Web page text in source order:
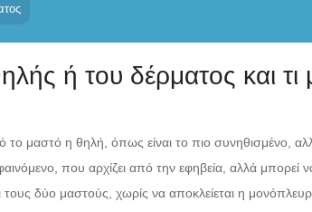
Χρώμα & υφή δέρματος
δέρματος
Προχωρημένος καρκίνος
ή του δέρματος και
το μαστό η θηλή, όπως είναι το πιο συνηθισμένο,
που αρχίζει από την εφηβεία, αλλά μπορεί
δύο μαστούς, χωρίς να αποκλείεται η